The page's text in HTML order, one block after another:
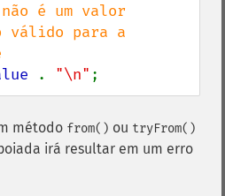
é um valor
válido para a
. "\n" ;
método from() ou tryFrom()
irá resultar em um erro